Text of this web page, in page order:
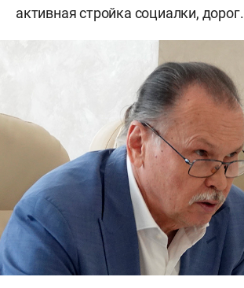
активная стройка социалки, дорог.